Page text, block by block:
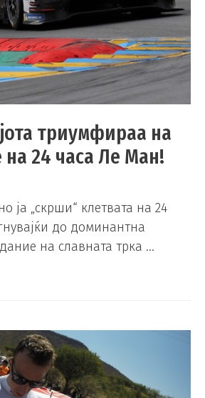
триумфираа на
на 24 часа Ле Ман!
ја „скрши“ клетвата на 24
до доминантна
на славната трка …